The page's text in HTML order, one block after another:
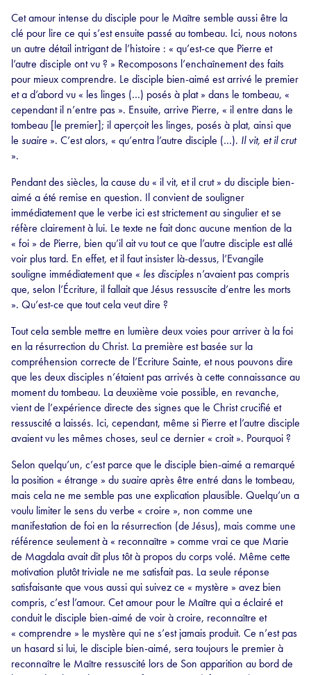
Cet amour intense du disciple pour le Maître semble aussi être la
clé pour lire ce qui s’est ensuite passé au tombeau. Ici, nous notons
un autre détail intrigant de l’histoire : « qu’est-ce que Pierre et
l’autre disciple ont vu ? » Recomposons l’enchaînement des faits
pour mieux comprendre. Le disciple bien-aimé est arrivé le premier
et a d’abord vu « les linges (…) posés à plat » dans le tombeau, «
cependant il n’entre pas ». Ensuite, arrive Pierre, « il entre dans le
tombeau [le premier]; il aperçoit les linges, posés à plat, ainsi que
le suaire ». C’est alors, « qu’entra l’autre disciple (…). Il vit, et il crut
».
Pendant des siècles, la cause du « il vit, et il crut » du disciple bien-
aimé a été remise en question. Il convient de souligner
immédiatement que le verbe ici est strictement au singulier et se
réfère clairement à lui. Le texte ne fait donc aucune mention de la
« foi » de Pierre, bien qu’il ait vu tout ce que l’autre disciple est allé
voir plus tard. En effet, et il faut insister là-dessus, l’Evangile
souligne immédiatement que « les disciples n’avaient pas compris
que, selon l’Écriture, il fallait que Jésus ressuscite d’entre les morts
». Qu’est-ce que tout cela veut dire ?
Tout cela semble mettre en lumière deux voies pour arriver à la foi
en la résurrection du Christ. La première est basée sur la
compréhension correcte de l’Ecriture Sainte, et nous pouvons dire
que les deux disciples n’étaient pas arrivés à cette connaissance au
moment du tombeau. La deuxième voie possible, en revanche,
vient de l’expérience directe des signes que le Christ crucifié et
ressuscité a laissés. Ici, cependant, même si Pierre et l’autre disciple
avaient vu les mêmes choses, seul ce dernier « croit ». Pourquoi ?
Selon quelqu’un, c’est parce que le disciple bien-aimé a remarqué
la position « étrange » du suaireaprès être entré dans le tombeau,
mais cela ne me semble pas une explication plausible. Quelqu’un a
voulu limiter le sens du verbe « croire », non comme une
manifestation de foi en la résurrection (de Jésus), mais comme une
référence seulement à « reconnaître » comme vrai ce que Marie
de Magdala avait dit plus tôt à propos du corps volé. Même cette
motivation plutôt triviale ne me satisfait pas. La seule réponse
satisfaisante que vous aussi qui suivez ce « mystère » avez bien
compris, c’est l’amour. Cet amour pour le Maître qui a éclairé et
conduit le disciple bien-aimé de voir à croire, reconnaître et
« comprendre » le mystère qui ne s’est jamais produit. Ce n’est pas
un hasard si lui, le disciple bien-aimé, sera toujours le premier à
reconnaître le Maître ressuscité lors de Son apparition au bord de